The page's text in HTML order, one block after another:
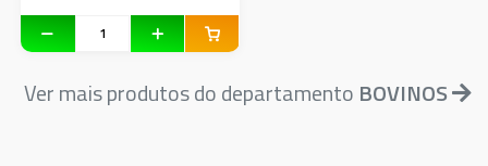
Ver mais produtos do departamento BOVINOS